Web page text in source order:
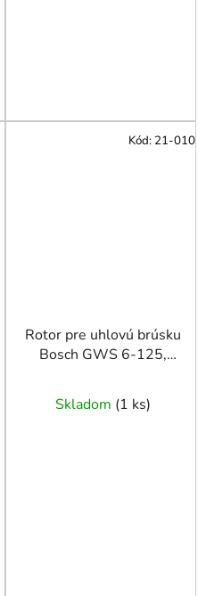
Rotor pre uhlovú brúsku
Bosch GWS 6-125,
Skladom (1 ks)
Kód: 21-010